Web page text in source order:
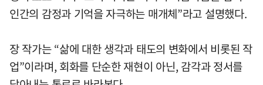
인간의 감정과 기억을 자극하는 매개체”라고 설명했다.
장 작가는 “삶에 대한 생각과 태도의 변화에서 비롯된 작
업”이라며, 회화를 단순한 재현이 아닌, 감각과 정서를